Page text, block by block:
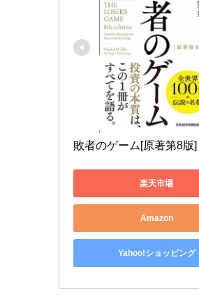
敗者のゲーム[原著第8版]
楽天市場
Amazon
Yahoo!ショッピング